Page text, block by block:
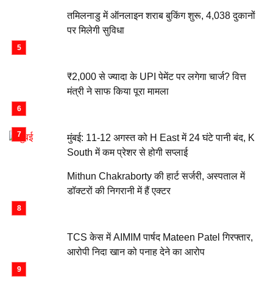
तमिलनाडु में ऑनलाइन शराब बुकिंग शुरू, 4,038 दुकानों
पर मिलेगी सुविधा
₹2,000 से ज्यादा के UPI पेमेंट पर लगेगा चार्ज? वित्त
मंत्री ने साफ किया पूरा मामला
मुंबई: 11-12 अगस्त को H East में 24 घंटे पानी बंद, K
South में कम प्रेशर से होगी सप्लाई
Mithun Chakraborty की हार्ट सर्जरी, अस्पताल में
डॉक्टरों की निगरानी में हैं एक्टर
TCS केस में AIMIM पार्षद Mateen Patel गिरफ्तार,
आरोपी निदा खान को पनाह देने का आरोप